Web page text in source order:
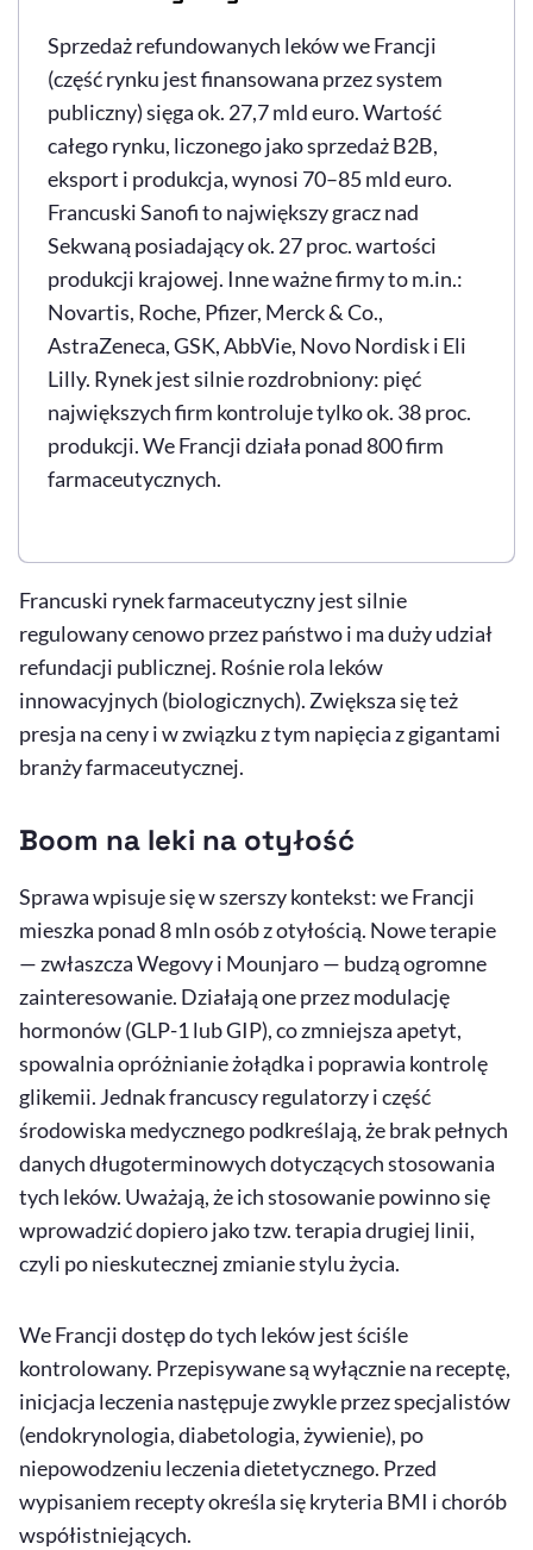
Sprzedaż refundowanych leków we Francji
(część rynku jest finansowana przez system
publiczny) sięga ok. 27,7 mld euro. Wartość
całego rynku, liczonego jako sprzedaż B2B,
eksport i produkcja, wynosi 70–85 mld euro.
Francuski Sanofi to największy gracz nad
Sekwaną posiadający ok. 27 proc. wartości
produkcji krajowej. Inne ważne firmy to m.in.:
Novartis, Roche, Pfizer, Merck & Co.,
AstraZeneca, GSK, AbbVie, Novo Nordisk i Eli
Lilly. Rynek jest silnie rozdrobniony: pięć
największych firm kontroluje tylko ok. 38 proc.
produkcji. We Francji działa ponad 800 firm
farmaceutycznych.
Francuski rynek farmaceutyczny jest silnie
regulowany cenowo przez państwo i ma duży udział
refundacji publicznej. Rośnie rola leków
innowacyjnych (biologicznych). Zwiększa się też
presja na ceny i w związku z tym napięcia z gigantami
branży farmaceutycznej.
Boom na leki na otyłość
Sprawa wpisuje się w szerszy kontekst: we Francji
mieszka ponad 8 mln osób z otyłością. Nowe terapie
— zwłaszcza Wegovy i Mounjaro — budzą ogromne
zainteresowanie. Działają one przez modulację
hormonów (GLP-1 lub GIP), co zmniejsza apetyt,
spowalnia opróżnianie żołądka i poprawia kontrolę
glikemii. Jednak francuscy regulatorzy i część
środowiska medycznego podkreślają, że brak pełnych
danych długoterminowych dotyczących stosowania
tych leków. Uważają, że ich stosowanie powinno się
wprowadzić dopiero jako tzw. terapia drugiej linii,
czyli po nieskutecznej zmianie stylu życia.
We Francji dostęp do tych leków jest ściśle
kontrolowany. Przepisywane są wyłącznie na receptę,
inicjacja leczenia następuje zwykle przez specjalistów
(endokrynologia, diabetologia, żywienie), po
niepowodzeniu leczenia dietetycznego. Przed
wypisaniem recepty określa się kryteria BMI i chorób
współistniejących.